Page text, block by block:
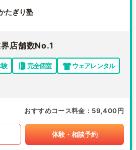
たぎり塾
店舗数No.1
完全個室
ウェアレンタル
おすすめコース料金 59,400円
体験・相談予約